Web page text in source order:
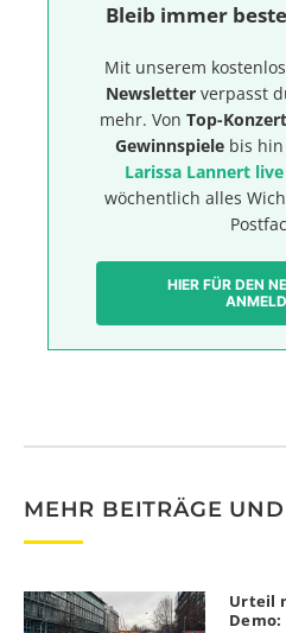
Bleib immer
Mit unserem
Newsletterverpasst
mehr. Von Top-
Gewinnspiele bis
Larissa Lannert live
wöchentlich alles
HIER FÜR DEN
MEHR BEITRÄGE
Urteil